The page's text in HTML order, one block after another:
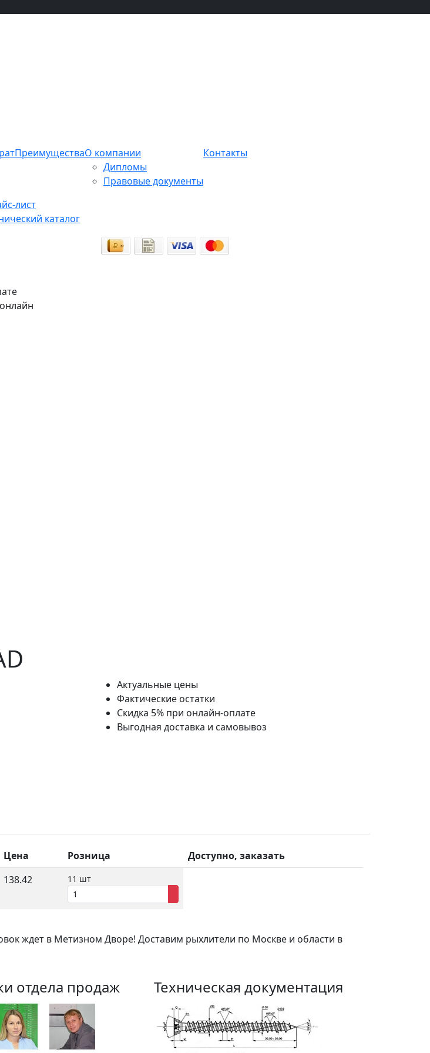
ПреимуществаО компании
Дипломы
Правовые документы
Контакты
лист
каталог
Актуальные цены
Фактические остатки
Скидка 5% при онлайн-оплате
Выгодная доставка и самовывоз
Цена Розница
Доступно, заказать
138.42 11 шт
ждет в Метизном Дворе! Доставим рыхлители по Москве и области в
отдела продаж Техническая документация